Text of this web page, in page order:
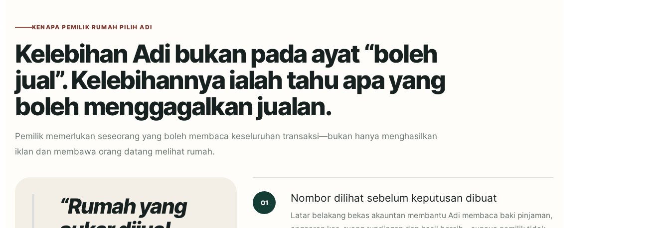
KENAPA PEMILIK RUMAH PILIH ADI
Kelebihan Adi bukan pada ayat “boleh
jual”. Kelebihannya ialah tahu apa yang
boleh menggagalkan jualan.
Pemilik memerlukan seseorang yang boleh membaca keseluruhan transaksi—bukan hanya menghasilkan
iklan dan membawa orang datang melihat rumah.
“Rumah yang
01 Nombor dilihat sebelum keputusan dibuat
Latar belakang bekas akauntan membantu Adi membaca baki pinjaman,